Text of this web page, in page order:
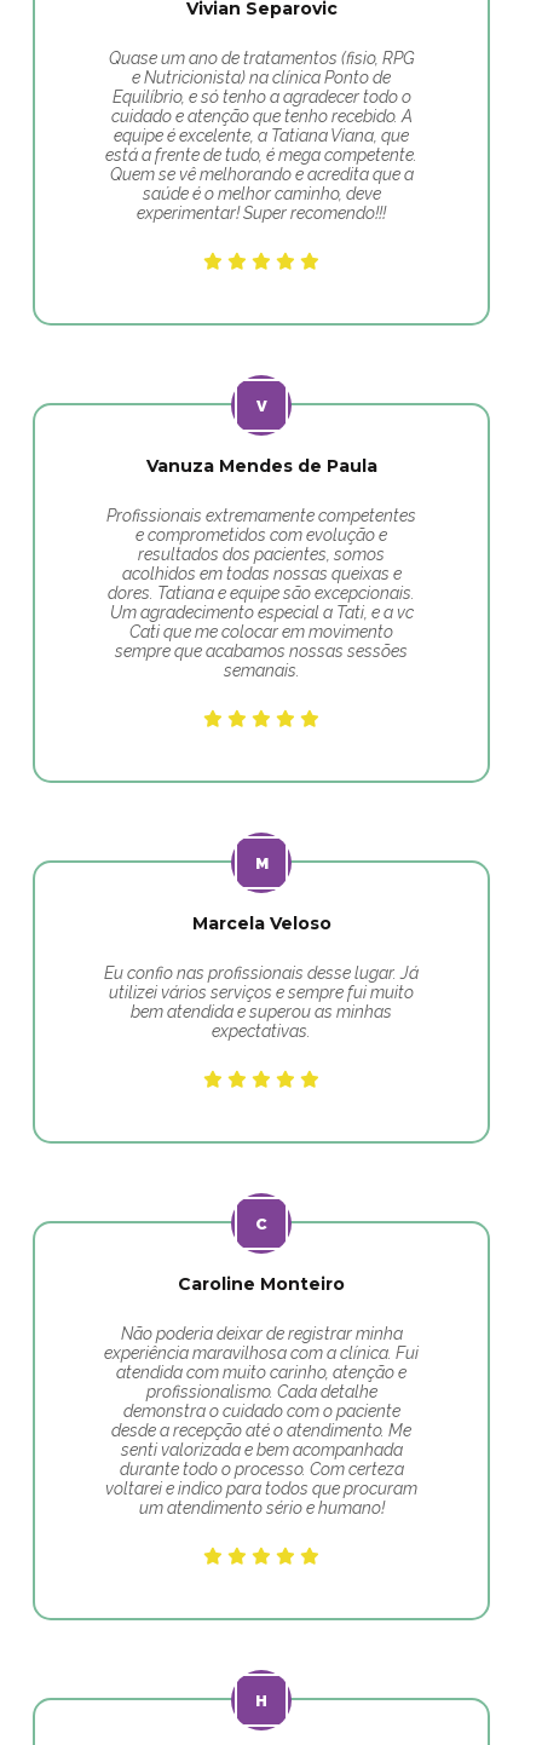
Vivian Separovic
Quase um ano de tratamentos (fisio, RPG
e Nutricionista) na clínica Ponto de
Equilíbrio, e só tenho a agradecer todo o
cuidado e atenção que tenho recebido. A
equipe é excelente, a Tatiana Viana, que
está a frente de tudo, é mega competente.
Quem se vê melhorando e acredita que a
saúde é o melhor caminho, deve
experimentar! Super recomendo!!!
Vanuza Mendes de Paula
Profissionais extremamente competentes
e comprometidos com evolução e
resultados dos pacientes, somos
acolhidos em todas nossas queixas e
dores. Tatiana e equipe são excepcionais.
Um agradecimento especial a Tati, e a vc
Cati que me colocar em movimento
sempre que acabamos nossas sessões
semanais.
Marcela Veloso
Eu confio nas profissionais desse lugar. Já
utilizei vários serviços e sempre fui muito
bem atendida e superou as minhas
expectativas.
Caroline Monteiro
Não poderia deixar de registrar minha
experiência maravilhosa com a clínica. Fui
atendida com muito carinho, atenção e
profissionalismo. Cada detalhe
demonstra o cuidado com o paciente
desde a recepção até o atendimento. Me
senti valorizada e bem acompanhada
durante todo o processo. Com certeza
voltarei e indico para todos que procuram
um atendimento sério e humano!